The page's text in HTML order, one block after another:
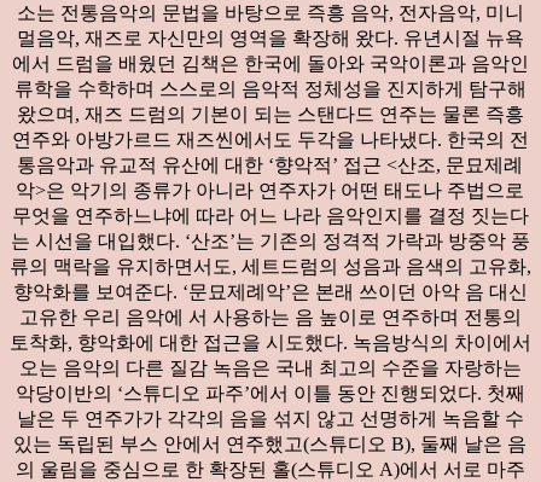
소는 전통음악의 문법을 바탕으로 즉흥 음악, 전자음악, 미니
멀음악, 재즈로 자신만의 영역을 확장해 왔다. 유년시절 뉴욕
에서 드럼을 배웠던 김책은 한국에 돌아와 국악이론과 음악인
류학을 수학하며 스스로의 음악적 정체성을 진지하게 탐구해
왔으며, 재즈 드럼의 기본이 되는 스탠다드 연주는 물론 즉흥
연주와 아방가르드 재즈씬에서도 두각을 나타냈다. 한국의 전
통음악과 유교적 유산에 대한 ‘향악적’ 접근 <산조, 문묘제례
악>은 악기의 종류가 아니라 연주자가 어떤 태도나 주법으로
무엇을 연주하느냐에 따라 어느 나라 음악인지를 결정 짓는다
는 시선을 대입했다. ‘산조’는 기존의 정격적 가락과 방중악 풍
류의 맥락을 유지하면서도, 세트드럼의 성음과 음색의 고유화,
향악화를 보여준다. ‘문묘제례악’은 본래 쓰이던 아악 음 대신
고유한 우리 음악에 서 사용하는 음 높이로 연주하며 전통의
토착화, 향악화에 대한 접근을 시도했다. 녹음방식의 차이에서
오는 음악의 다른 질감 녹음은 국내 최고의 수준을 자랑하는
악당이반의 ‘스튜디오 파주’에서 이틀 동안 진행되었다. 첫째
날은 두 연주가가 각각의 음을 섞지 않고 선명하게 녹음할 수
있는 독립된 부스 안에서 연주했고(스튜디오 B), 둘째 날은 음
의 울림을 중심으로 한 확장된 홀(스튜디오 A)에서 서로 마주